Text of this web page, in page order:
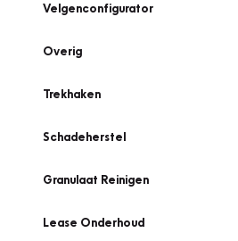
Velgenconfigurator
Overig
Trekhaken
Schadeherstel
Granulaat Reinigen
Lease Onderhoud